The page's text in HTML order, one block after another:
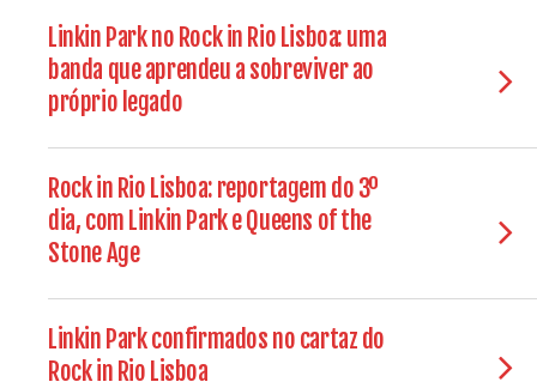
Linkin Park no Rock in Rio Lisboa: uma
banda que aprendeu a sobreviver ao
próprio legado
Rock in Rio Lisboa: reportagem do 3º
dia, com Linkin Park e Queens of the
Stone Age
Linkin Park confirmados no cartaz do
Rock in Rio Lisboa